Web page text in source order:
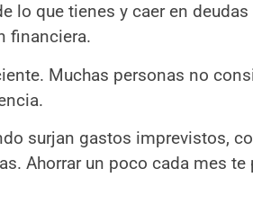
lo que tienes y caer en deudas
financiera.
Muchas personas no
surjan gastos imprevistos,
Ahorrar un poco cada mes te